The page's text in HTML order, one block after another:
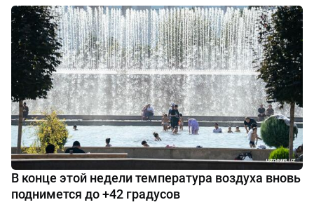
В конце этой недели температура воздуха вновь
поднимется до +42 градусов